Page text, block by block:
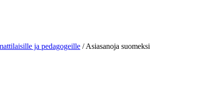
ja pedagogeille /Asiasanoja suomeksi